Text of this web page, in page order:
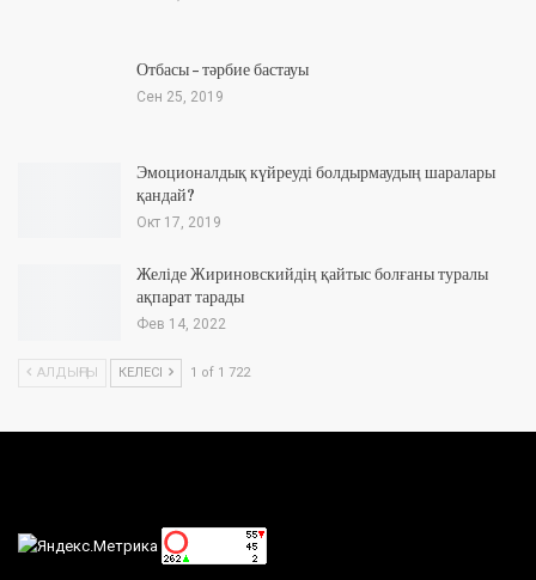
Отбасы – тәрбие бастауы
Сен 25, 2019
Эмоционалдық күйреуді болдырмаудың шаралары
қандай?
Окт 17, 2019
Желіде Жириновскийдің қайтыс болғаны туралы
ақпарат тарады
Фев 14, 2022
АЛДЫҢҒЫ КЕЛЕСІ 1 of 1 722